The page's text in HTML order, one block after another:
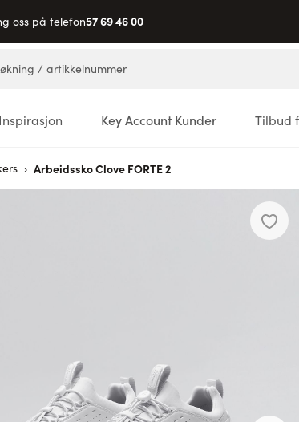
oss på telefon57 69 46 00
Inspirasjon Key Account Kunder Tilbud
Arbeidssko Clove FORTE 2